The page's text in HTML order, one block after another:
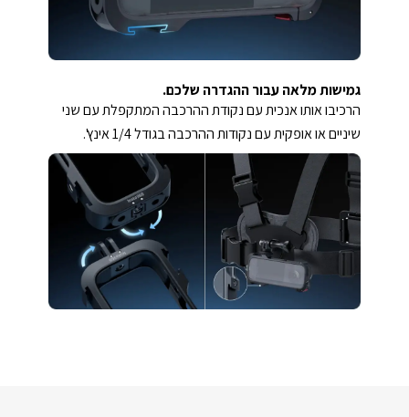
גמישות מלאה עבור ההגדרה שלכם.
הרכיבו אותו אנכית עם נקודת ההרכבה המתקפלת עם שני
שיניים או אופקית עם נקודות ההרכבה בגודל 1/4 אינץ'.